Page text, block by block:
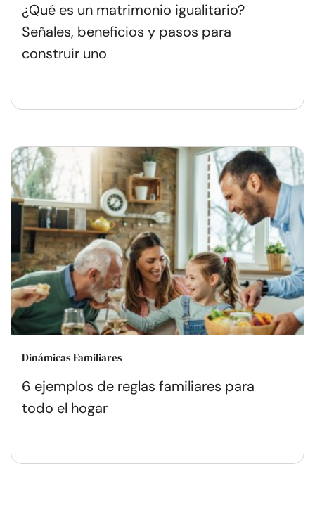
¿Qué es un matrimonio igualitario?
Señales, beneficios y pasos para
construir uno
Dinámicas Familiares
6 ejemplos de reglas familiares para
todo el hogar